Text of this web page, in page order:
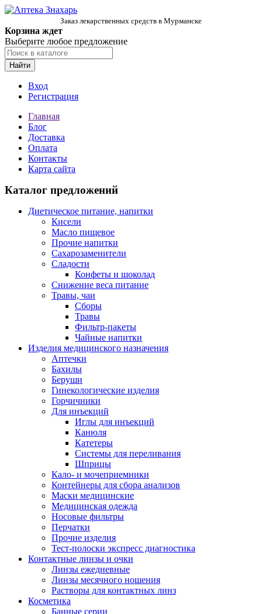
Заказ лекарственных средств в Мурманске
Корзина ждет
Выберите любое предложение
Найти
Вход
Регистрация
Главная
Блог
Доставка
Оплата
Контакты
Карта сайта
Каталог предложений
Диетическое питание, напитки
Кисели
Масло пищевое
Прочие напитки
Сахарозаменители
Сладости
Конфеты и шоколад
Снижение веса питание
Травы, чаи
Сборы
Травы
Фильтр-пакеты
Чайные напитки
Изделия медицинского назначения
Аптечки
Бахилы
Беруши
Гинекологические изделия
Горчичники
Для инъекций
Иглы для инъекций
Канюля
Катетеры
Системы для переливания
Шприцы
Кало- и мочеприемники
Контейнеры для сбора анализов
Маски медицинские
Медицинская одежда
Носовые фильтры
Перчатки
Прочие изделия
Тест-полоски экспресс диагностика
Контактные линзы и очки
Линзы ежедневные
Линзы месячного ношения
Растворы для контактных линз
Косметика
Банные серии